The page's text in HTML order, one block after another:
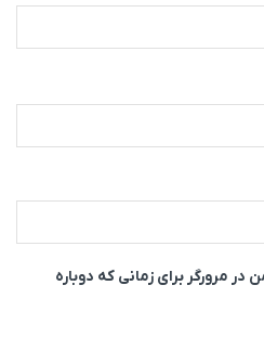
مرورگر برای زمانی که دوباره